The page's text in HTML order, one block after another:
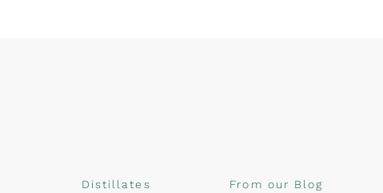
Distillates From our Blog